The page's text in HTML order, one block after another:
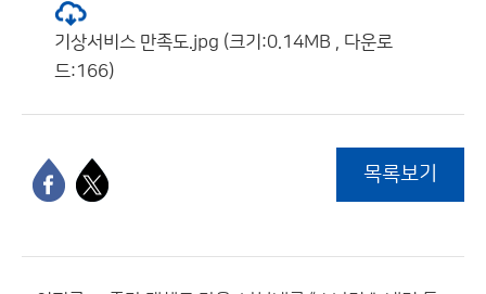
기상서비스 만족도.jpg (크기:0.14MB , 다운로
드:166)
목록보기